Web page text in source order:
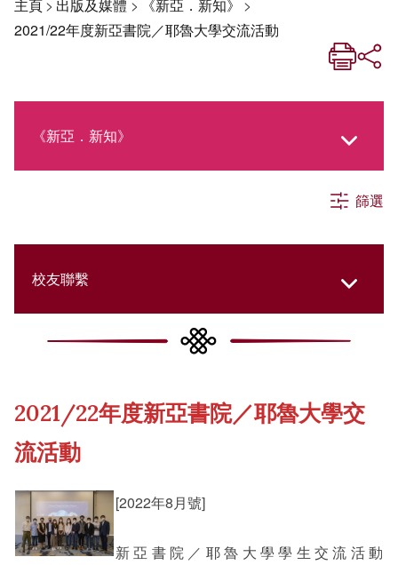
主頁> 出版及媒體 > 《新亞．新知》 >
2021/22年度新亞書院／耶魯大學交流活動
《新亞．新知》
社交媒體專欄
《新亞簡訊》
《新亞書院概覽》
新亞影集
篩選
校友聯繫
College Updates
Cultural Topics
Student Development
Staff Engagement
2021/22年度新亞書院／耶魯大學交
流活動
[2022年8月號]
新亞書院／耶魯大學學生交流活動